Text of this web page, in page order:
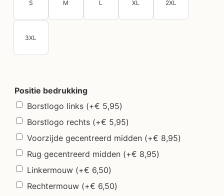
S M L XL 2XL
3XL
Positie bedrukking
Borstlogo links (+€ 5,95)
Borstlogo rechts (+€ 5,95)
Voorzijde gecentreerd midden (+€ 8,95)
Rug gecentreerd midden (+€ 8,95)
Linkermouw (+€ 6,50)
Rechtermouw (+€ 6,50)